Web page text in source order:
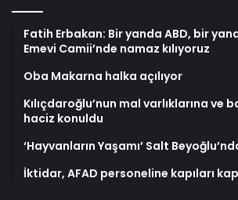
Fatih Erbakan: Bir yanda ABD, bir
Emevi Camii’nde namaz kılıyoruz
Oba Makarna halka açılıyor
Kılıçdaroğlu’nun mal varlıklarına ve
haciz konuldu
‘Hayvanların Yaşamı’ Salt
İktidar, AFAD personeline kapıları